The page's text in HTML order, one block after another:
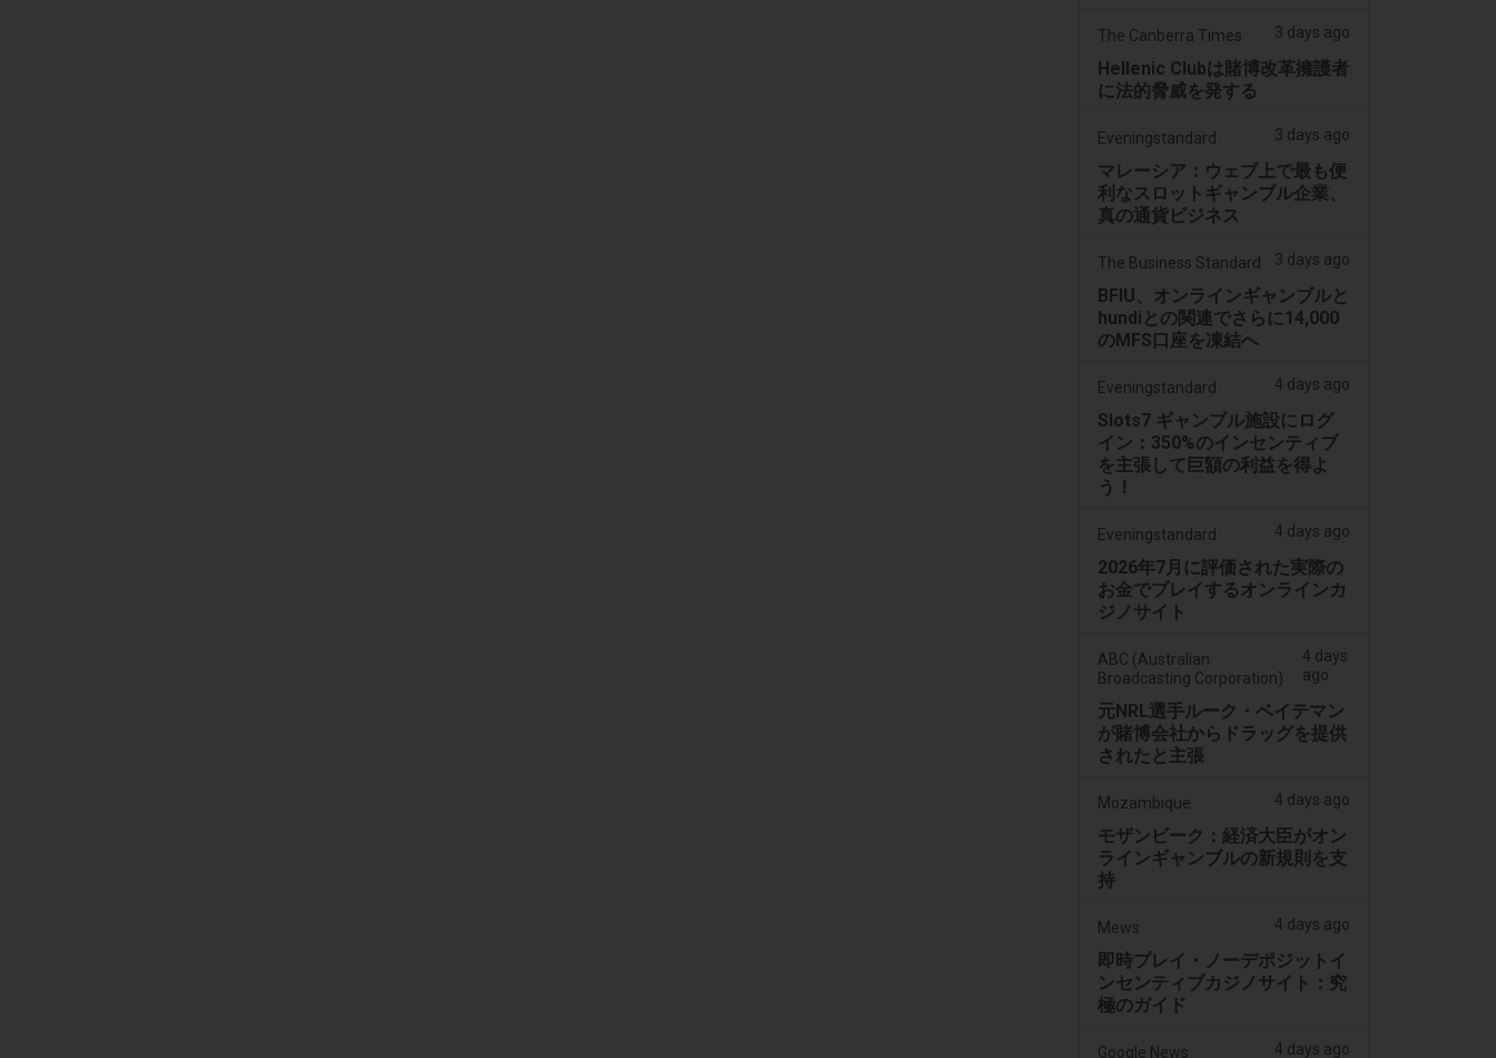
The Canberra Times 3 days ago
Hellenic Clubは賭博改革擁護者
に法的脅威を発する
Eveningstandard 3 days ago
マレーシア：ウェブ上で最も便
利なスロットギャンブル企業、
真の通貨ビジネス
The Business Standard 3 days ago
BFIU、オンラインギャンブルと
hundiとの関連でさらに14,000
のMFS口座を凍結へ
Eveningstandard 4 days ago
Slots7 ギャンブル施設にログ
イン：350%のインセンティブ
を主張して巨額の利益を得よ
う！
Eveningstandard 4 days ago
2026年7月に評価された実際の
お金でプレイするオンラインカ
ジノサイト
ABC (Australian
Broadcasting Corporation)
4 days
ago
元NRL選手ルーク・ベイテマン
が賭博会社からドラッグを提供
されたと主張
Mozambique 4 days ago
モザンビーク：経済大臣がオン
ラインギャンブルの新規則を支
持
Mews 4 days ago
即時プレイ・ノーデポジットイ
ンセンティブカジノサイト：究
極のガイド
Google News 4 days ago